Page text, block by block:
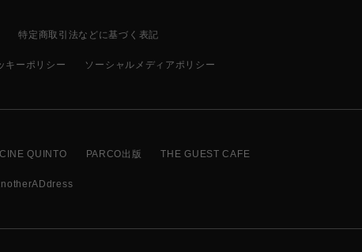
特定商取引法などに基づく表記
キーポリシー ソーシャルメディアポリシー
CINE QUINTO PARCO出版 THE GUEST CAFE